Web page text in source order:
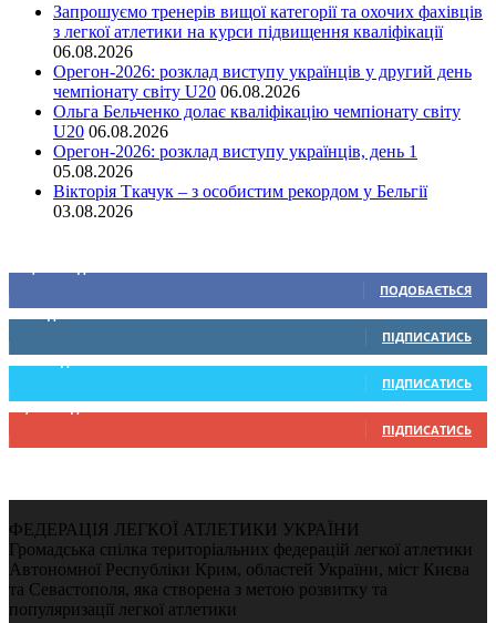
Запрошуємо тренерів вищої категорії та охочих фахівців
з легкої атлетики на курси підвищення кваліфікації
06.08.2026
Орегон-2026: розклад виступу українців у другий день
чемпіонату світу U20 06.08.2026
Ольга Бельченко долає кваліфікацію чемпіонату світу
U20 06.08.2026
Орегон-2026: розклад виступу українців, день 1
05.08.2026
Вікторія Ткачук – з особистим рекордом у Бельгії
03.08.2026
ПОДОБАЄТЬСЯ
0 Підписників
ПІДПИСАТИСЬ
234 Підписників
ПІДПИСАТИСЬ
9,370 Підписників
ПІДПИСАТИСЬ
ФЕДЕРАЦІЯ ЛЕГКОЇ АТЛЕТИКИ УКРАЇНИ
Громадська спілка територіальних федерацій легкої атлетики
Автономної Республіки Крим, областей України, міст Києва
та Севастополя, яка створена з метою розвитку та
популяризації легкої атлетики